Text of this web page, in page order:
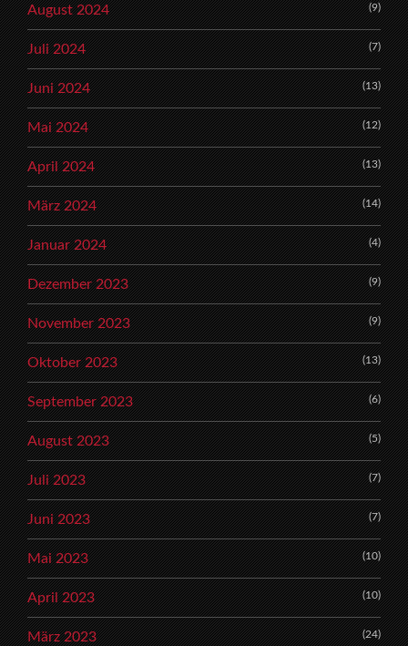
August 2024 (9)
Juli 2024 (7)
Juni 2024 (13)
Mai 2024 (12)
April 2024 (13)
März 2024 (14)
Januar 2024 (4)
Dezember 2023 (9)
November 2023 (9)
Oktober 2023 (13)
September 2023 (6)
August 2023 (5)
Juli 2023 (7)
Juni 2023 (7)
Mai 2023 (10)
April 2023 (10)
März 2023 (24)